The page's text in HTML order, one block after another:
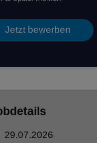
Jetzt bewerben
29.07.2026